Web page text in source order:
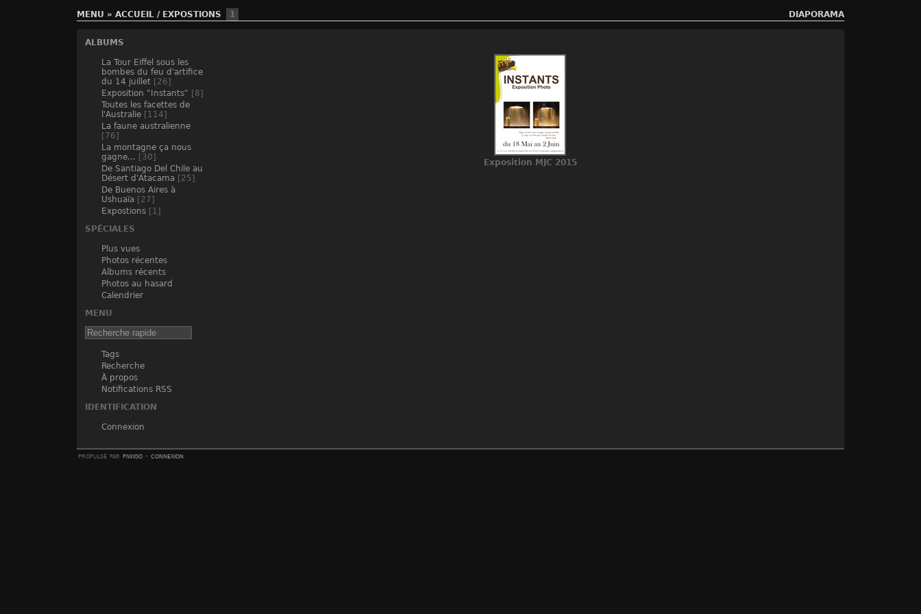
MENU » DIAPORAMA
ACCUEIL / EXPOSTIONS 1
ALBUMS
La Tour Eiffel sous les
bombes du feu d'artifice
du 14 juillet [26]
Exposition "Instants" [8]
Toutes les facettes de
l'Australie [114]
La faune australienne
[76]
La montagne ça nous
gagne... [30]
De Santiago Del Chile au
Désert d'Atacama [25]
De Buenos Aires à
Ushuaïa [27]
Expostions [1]
SPÉCIALES
Plus vues
Photos récentes
Albums récents
Photos au hasard
Calendrier
MENU
Tags
Recherche
À propos
Notifications RSS
IDENTIFICATION
Connexion
Exposition MJC 2015
propulsé par piwigo - connexion